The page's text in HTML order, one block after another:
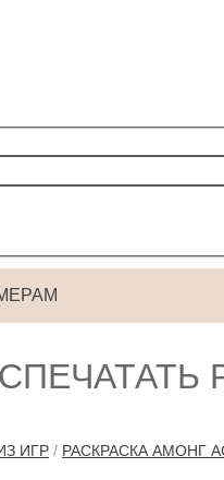
ИГР / РАСКРАСКА АМОНГ